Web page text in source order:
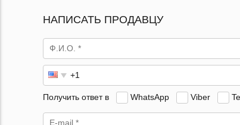
НАПИСАТЬ ПРОДАВЦУ
Получить ответ в WhatsApp Viber